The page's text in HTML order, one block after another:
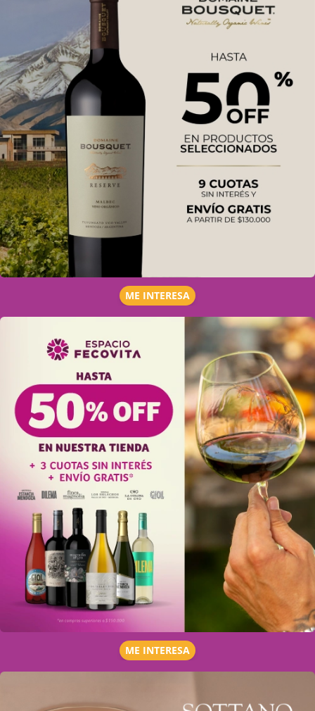
ME INTERESA
ME INTERESA